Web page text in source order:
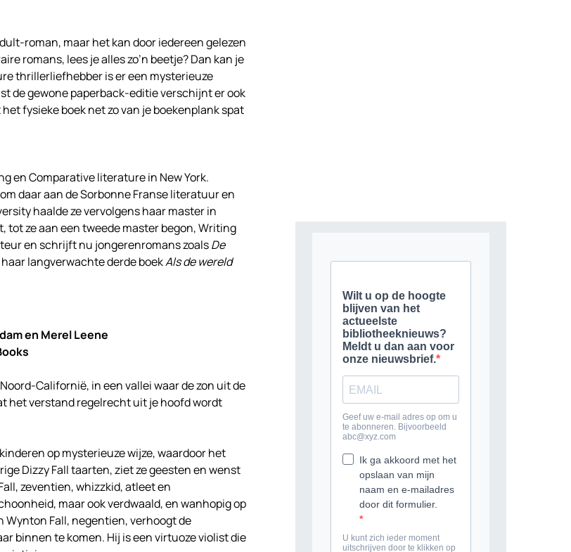
roman, maar het kan door iedereen gelezen
romans, lees je alles zo’n beetje? Dan kan je
thrillerliefhebber is er een mysterieuze
de gewone paperback-editie verschijnt er ook
fysieke boek net zo van je boekenplank spat
en Comparative literature in New York.
daar aan de Sorbonne Franse literatuur en
haalde ze vervolgens haar master in
tot ze aan een tweede master begon, Writing
en schrijft nu jongerenromans zoalsDe
langverwachte derde boekAls de wereld
en Merel Leene
Californië, in een vallei waar de zon uit de
het verstand regelrecht uit je hoofd wordt
op mysterieuze wijze, waardoor het
Dizzy Fall taarten, ziet ze geesten en wenst
zeventien, whizzkid, atleet en
maar ook verdwaald, en wanhopig op
Wynton Fall, negentien, verhoogt de
binnen te komen. Hij is een virtuoze violist die